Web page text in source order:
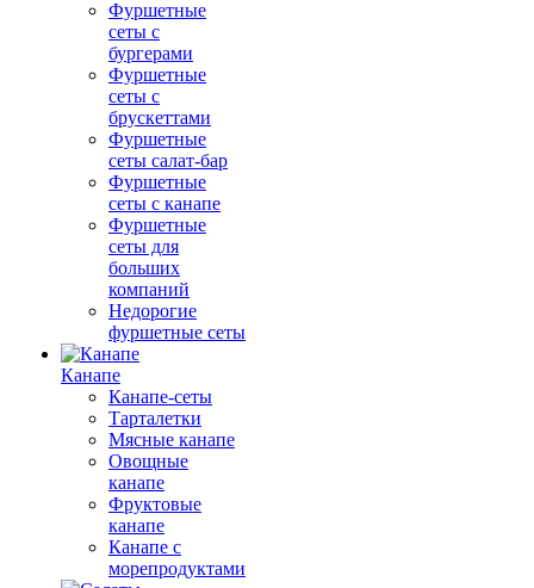
Фуршетные
сеты с
бургерами
Фуршетные
сеты с
брускеттами
Фуршетные
сеты салат-бар
Фуршетные
сеты с канапе
Фуршетные
сеты для
больших
компаний
Недорогие
фуршетные сеты
Канапе
Канапе-сеты
Тарталетки
Мясные канапе
Овощные
канапе
Фруктовые
канапе
Канапе с
морепродуктами